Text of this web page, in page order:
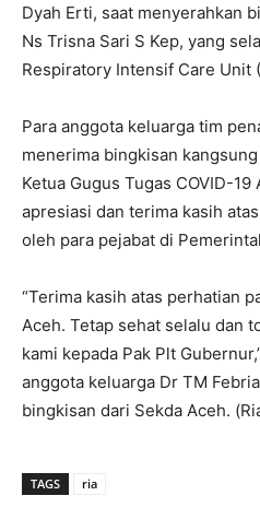
Dyah Erti, saat menyerahkan
Ns Trisna Sari S Kep, yang
Respiratory Intensif Care Unit
Para anggota keluarga tim
menerima bingkisan
Ketua Gugus Tugas COVID-
apresiasi dan terima kasih
oleh para pejabat di
“Terima kasih atas perhatian
Aceh. Tetap sehat selalu dan
kami kepada Pak Plt
anggota keluarga Dr TM
bingkisan dari Sekda Aceh.
TAGS ria